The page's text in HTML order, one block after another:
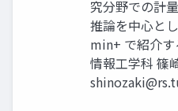
究分野での計
推論を中心と
min+ で紹介
情報工学科 篠